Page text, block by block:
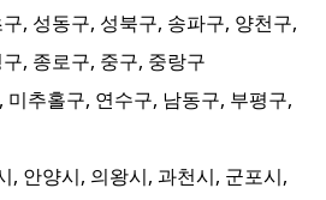
, 성동구, 성북구, 송파구, 양천구,
, 종로구, 중구, 중랑구
미추홀구, 연수구, 남동구, 부평구,
, 안양시, 의왕시, 과천시, 군포시,